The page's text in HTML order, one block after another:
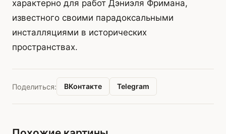
характерно для работ Дэниэля Фримана,
известного своими парадоксальными
инсталляциями в исторических
пространствах.
Поделиться: ВКонтакте Telegram